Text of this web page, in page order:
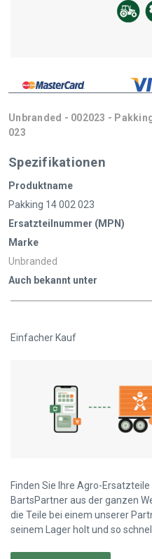
Unbranded - 002023 -
023
Spezifikationen
Produktname
Pakking 14 002 023
Ersatzteilnummer (MPN)
Marke
Unbranded
Auch bekannt unter
Einfacher Kauf
Finden Sie Ihre Agro-
BartsPartner aus der ganzen
die Teile bei einem unserer
seinem Lager holt und so